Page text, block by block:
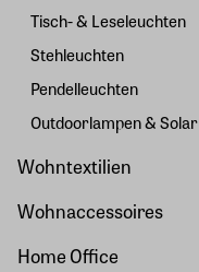
Tisch- & Leseleuchten
Stehleuchten
Pendelleuchten
Outdoorlampen & Solar
Wohntextilien
Wohnaccessoires
Home Office